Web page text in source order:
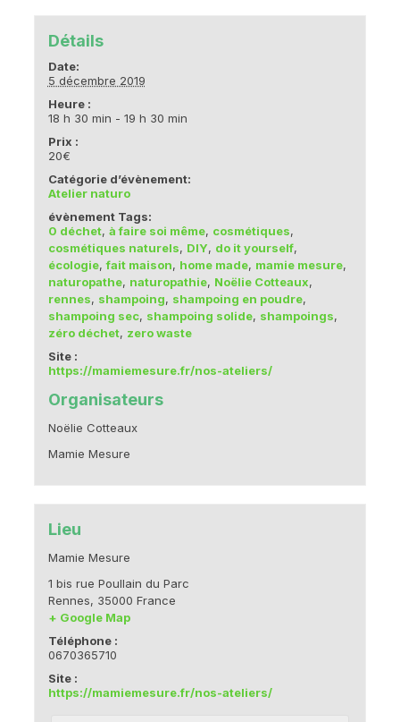
Détails
Date:
5 décembre 2019
Heure :
18 h 30 min - 19 h 30 min
Prix :
20€
Catégorie d’évènement:
Atelier naturo
évènement Tags:
0 déchet, à faire soi même, cosmétiques,
cosmétiques naturels, DIY, do it yourself,
écologie,fait maison, home made, mamie mesure,
naturopathe, naturopathie, Noëlie Cotteaux,
rennes, shampoing, shampoing en poudre,
shampoing sec, shampoing solide, shampoings,
zéro déchet, zero waste
Site :
https://mamiemesure.fr/nos-ateliers/
Organisateurs
Noëlie Cotteaux
Mamie Mesure
Lieu
Mamie Mesure
1 bis rue Poullain du Parc
Rennes, 35000 France
+ Google Map
Téléphone :
0670365710
Site :
https://mamiemesure.fr/nos-ateliers/